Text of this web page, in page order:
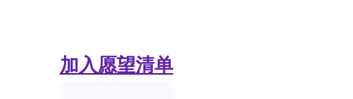
加入愿望清单